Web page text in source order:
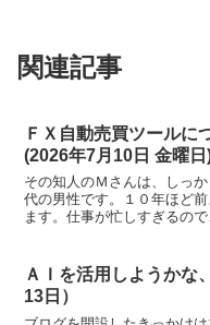
関連記事
ＦＸ自動売買ツールに
(2026年7月10日 金曜日
その知人のＭさんは、しっ
代の男性です。１０年ほど
ます。仕事が忙しすぎるの
ＡＩを活用しようかな
13日）